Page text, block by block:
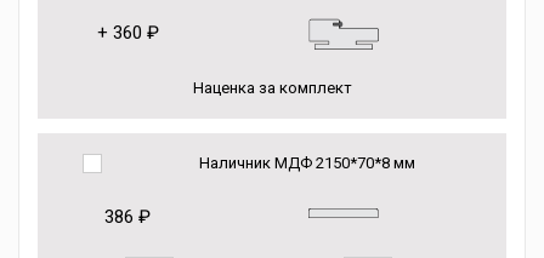
+ 360 ₽
Наценка за комплект
Наличник МДФ 2150*70*8 мм
386 ₽